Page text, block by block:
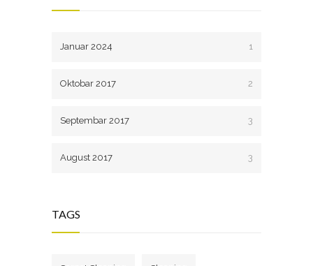
Januar 2024 1
Oktobar 2017 2
Septembar 2017 3
August 2017 3
TAGS